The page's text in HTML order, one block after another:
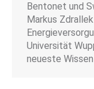
Bentonet und
Markus
Universität
neueste